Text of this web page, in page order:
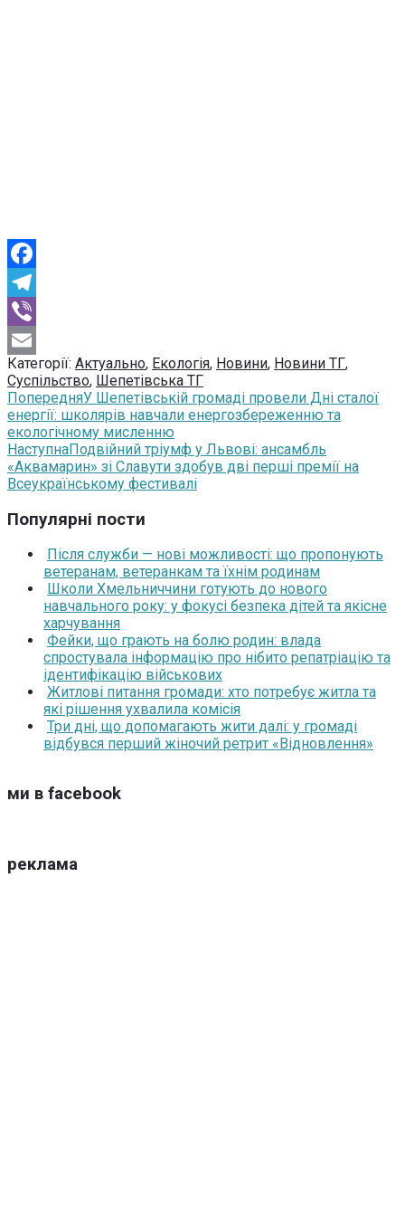
Facebook
Telegram
Viber
Email
Категорії: Актуально, Екологія, Новини, Новини ТГ,
Суспільство, Шепетівська ТГ
ПопередняУ Шепетівській громаді провели Дні сталої
енергії: школярів навчали енергозбереженню та
екологічному мисленню
НаступнаПодвійний тріумф у Львові: ансамбль
«Аквамарин» зі Славути здобув дві перші премії на
Всеукраїнському фестивалі
Популярні пости
Після служби — нові можливості: що пропонують
ветеранам, ветеранкам та їхнім родинам
Школи Хмельниччини готують до нового
навчального року: у фокусі безпека дітей та якісне
харчування
Фейки, що грають на болю родин: влада
спростувала інформацію про нібито репатріацію та
ідентифікацію військових
Житлові питання громади: хто потребує житла та
які рішення ухвалила комісія
Три дні, що допомагають жити далі: у громаді
відбувся перший жіночий ретрит «Відновлення»
ми в facebook
реклама